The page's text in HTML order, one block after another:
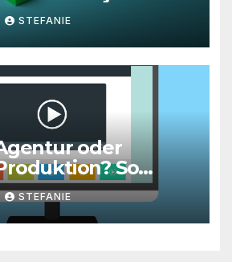
für eine
KI-
ist
STEFANIE
oder
So
den
zu
Video-Content
STEFANIE